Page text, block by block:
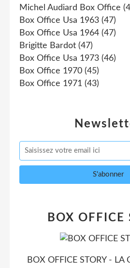
Michel Audiard Box Office
Box Office Usa 1963 (47)
Box Office Usa 1964 (47)
Brigitte Bardot (47)
Box Office Usa 1973 (46)
Box Office 1970 (45)
Box Office 1971 (43)
BOX OFFICE
BOX OFFICE STORY - LA